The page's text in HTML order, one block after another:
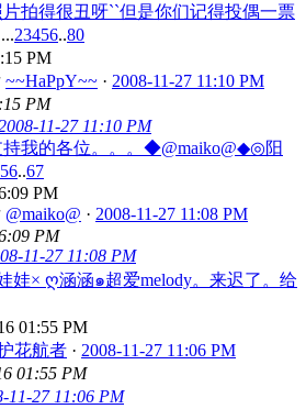
拍得很丑呀``但是你们记得投偶一票
...23456..80
PM
~~HaPpY~~ · 2008-11-27 11:10 PM
PM
11-27 11:10 PM
我的各位。。。◆@maiko@◆◎阳
56..67
PM
@maiko@ · 2008-11-27 11:08 PM
PM
11-27 11:08 PM
娃× ღ涵涵๑超爱melody。来迟了。给
01:55 PM
花航者 · 2008-11-27 11:06 PM
01:55 PM
11-27 11:06 PM